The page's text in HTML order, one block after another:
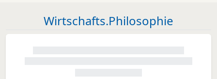
Wirtschafts.Philosophie